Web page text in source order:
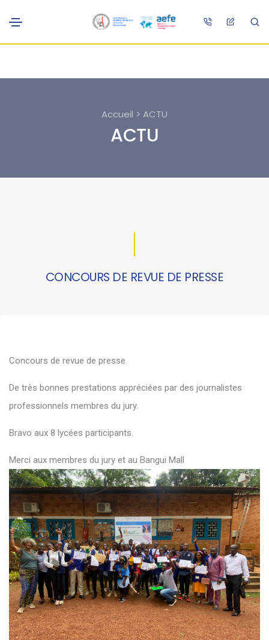
Accueil > ACTU
ACTU
CONCOURS DE REVUE DE PRESSE
Concours de revue de presse.
De très bonnes prestations appréciées par des journalistes
professionnels membres du jury.
Bravo aux 8 lycées participants.
Merci aux membres du jury et au Bangui Mall